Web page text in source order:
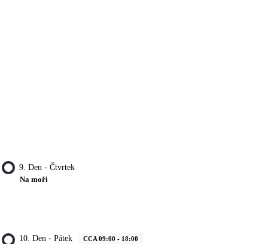
9. Den - Čtvrtek
Na moři
10. Den - Pátek CCA 09:00 - 18:00